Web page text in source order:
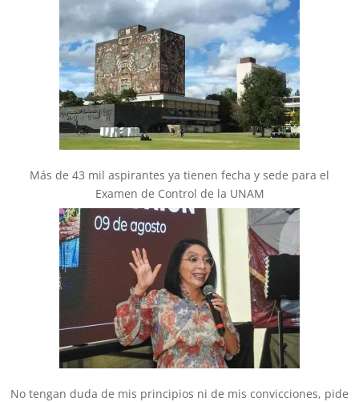
Más de 43 mil aspirantes ya tienen fecha y sede para el
Examen de Control de la UNAM
No tengan duda de mis principios ni de mis convicciones, pide